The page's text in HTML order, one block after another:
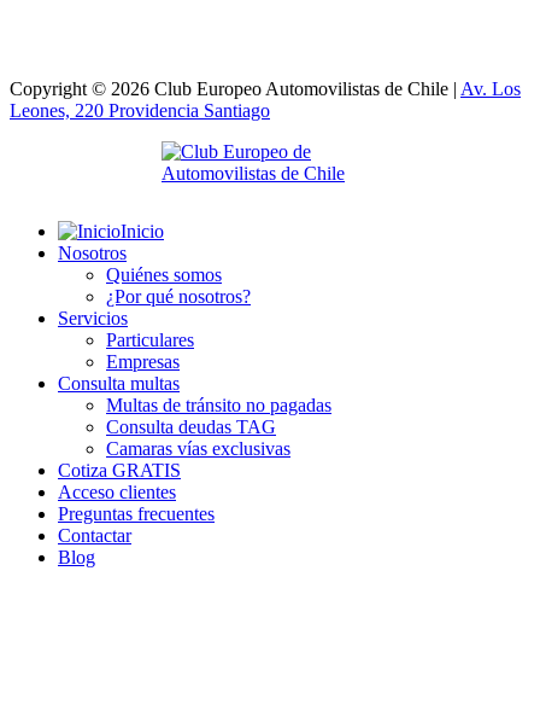
Copyright © 2026 Club Europeo Automovilistas de Chile | Av. Los
Leones, 220 Providencia Santiago
Inicio
Nosotros
Quiénes somos
¿Por qué nosotros?
Servicios
Particulares
Empresas
Consulta multas
Multas de tránsito no pagadas
Consulta deudas TAG
Camaras vías exclusivas
Cotiza GRATIS
Acceso clientes
Preguntas frecuentes
Contactar
Blog